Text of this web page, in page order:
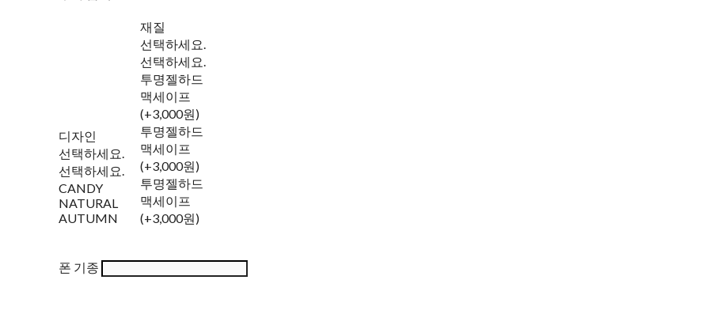
디자인
선택하세요.
선택하세요.
CANDY
NATURAL
AUTUMN
재질
선택하세요.
선택하세요.
투명젤하드
맥세이프
(+3,000원)
투명젤하드
맥세이프
(+3,000원)
투명젤하드
맥세이프
(+3,000원)
폰 기종